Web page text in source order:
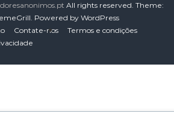
All rights reserved. Theme:
Powered by WordPress
Contate-nos
Termos e condições